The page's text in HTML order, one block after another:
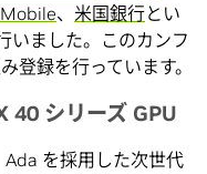
、 米国銀行とい
いました。このカンフ
登録を行っています。
40 シリーズ GPU
を採用した次世代